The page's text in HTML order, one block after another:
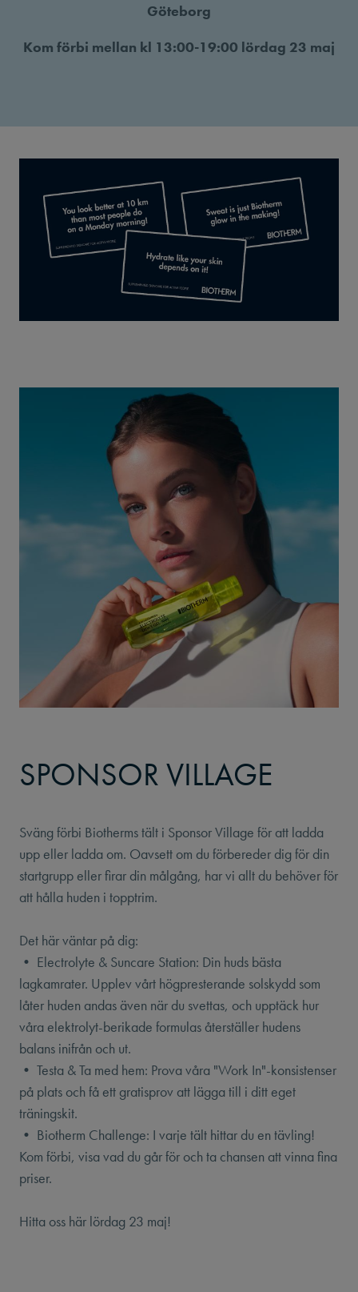
Göteborg
Kom förbi mellan kl 13:00-19:00 lördag 23 maj
SPONSOR VILLAGE
Sväng förbi Biotherms tält i Sponsor Village för att ladda
upp eller ladda om. Oavsett om du förbereder dig för din
startgrupp eller firar din målgång, har vi allt du behöver för
att hålla huden i topptrim.
Det här väntar på dig:
• Electrolyte & Suncare Station: Din huds bästa
lagkamrater. Upplev vårt högpresterande solskydd som
låter huden andas även när du svettas, och upptäck hur
våra elektrolyt-berikade formulas återställer hudens
balans inifrån och ut.
• Testa & Ta med hem: Prova våra "Work In"-konsistenser
på plats och få ett gratisprov att lägga till i ditt eget
träningskit.
• Biotherm Challenge: I varje tält hittar du en tävling!
Kom förbi, visa vad du går för och ta chansen att vinna fina
priser.
Hitta oss här lördag 23 maj!